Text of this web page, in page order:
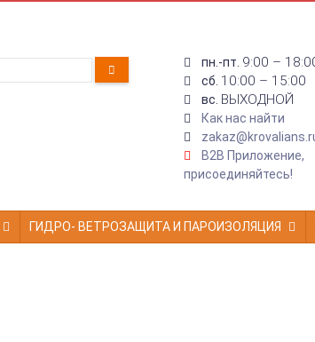
пн.-пт. 9:00 –
сб. 10:00 – 15:00
вс. ВЫХОДНОЙ
Как нас найти
B2B Приложение,
присоединяйтесь!
ГИДРО- ВЕТРОЗАЩИТА И ПАРОИЗОЛЯЦИЯ